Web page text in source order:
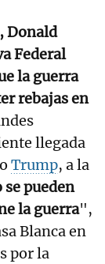
, Donald
Federal
la guerra
rebajas en
llegada
Trump, a la
se pueden
la guerra",
Blanca en
por la